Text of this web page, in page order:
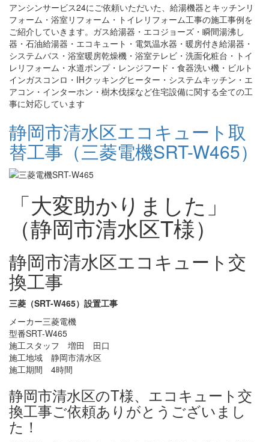
アンシンサービス24にご依頼いただいた、給湯機器とキッチンリ
フォーム・浴室リフォーム・トイレリフォーム工事の施工事例を
ご紹介していきます。ガス給湯器・エコジョーズ・瞬間湯沸し
器・石油給湯器・エコキュート・電気温水器・暖房付き給湯器・
システムバス・浴室暖房乾燥機・浴室テレビ・洗面化粧台・トイ
レリフォーム・水道ポンプ・レンジフード・食器洗い機・ビルト
インガスコンロ・IHクッキングヒーター・システムキッチン・エ
アコン・インターホン・樹木伐採など住宅設備に関する全ての工
事に対応しています
静岡市清水区エコキュート取
替工事（三菱電機SRT-W465）
「大変助かりました」
（静岡市清水区T様）
静岡市清水区エコキュート交
換工事
三菱（SRT-W465）設置工事
メーカー三菱電機
型番SRT-W465
施工スタッフ 増田 田口
施工地域 静岡市清水区
施工期間 4時間
静岡市清水区のT様、エコキュート交
換工事ご依頼ありがとうございまし
た！